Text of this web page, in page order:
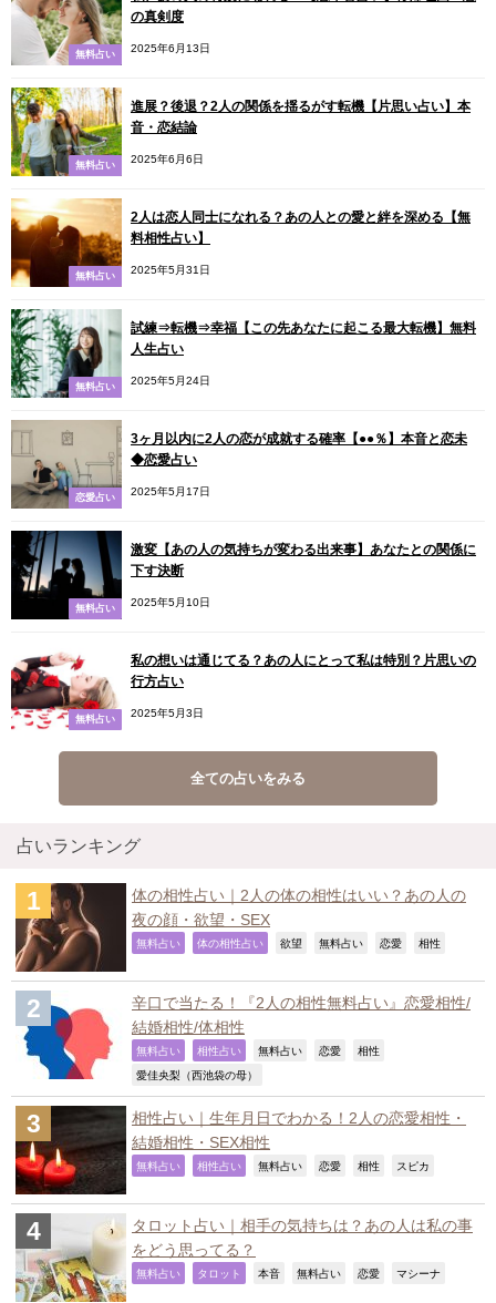
無料占い
の真剣度
2025年6月13日
無料占い
進展？後退？2人の関係を揺るがす転機【片思い占い】本
音・恋結論
2025年6月6日
無料占い
2人は恋人同士になれる？あの人との愛と絆を深める【無
料相性占い】
2025年5月31日
無料占い
試練⇒転機⇒幸福【この先あなたに起こる最大転機】無料
人生占い
2025年5月24日
恋愛占い
3ヶ月以内に2人の恋が成就する確率【●●％】本音と恋未
◆恋愛占い
2025年5月17日
無料占い
激変【あの人の気持ちが変わる出来事】あなたとの関係に
下す決断
2025年5月10日
無料占い
私の想いは通じてる？あの人にとって私は特別？片思いの
行方占い
2025年5月3日
全ての占いをみる
占いランキング
体の相性占い｜2人の体の相性はいい？あの人の
夜の顔・欲望・SEX
無料占い 体の相性占い 欲望 無料占い 恋愛 相性
辛口で当たる！『2人の相性無料占い』恋愛相性/
結婚相性/体相性
無料占い 相性占い 無料占い 恋愛 相性
愛佳央梨（西池袋の母）
相性占い｜生年月日でわかる！2人の恋愛相性・
結婚相性・SEX相性
無料占い 相性占い 無料占い 恋愛 相性 スピカ
タロット占い｜相手の気持ちは？あの人は私の事
をどう思ってる？
無料占い タロット 本音 無料占い 恋愛 マシーナ